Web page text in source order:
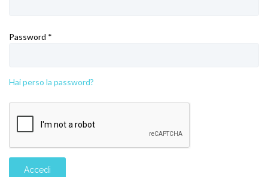
Password *
Hai perso la password?